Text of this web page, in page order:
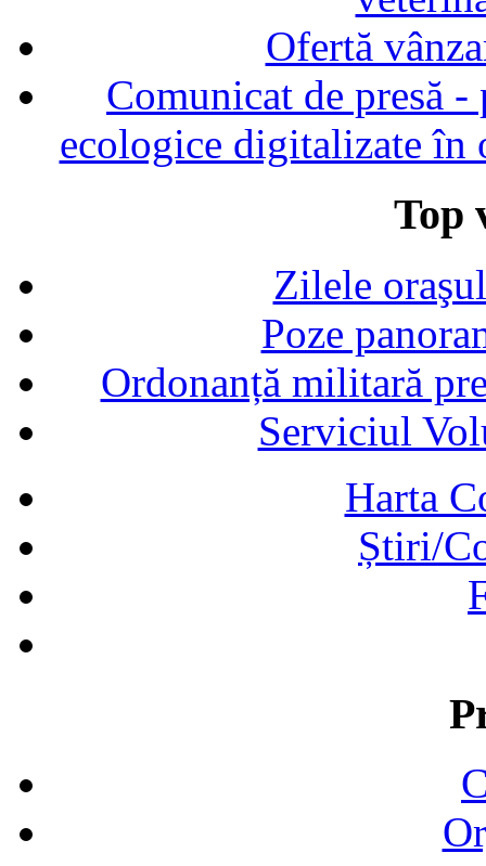
Ofertă
Comunicat de presă
ecologice digitalizate în
Top
Zilele
Poze
Ordonanță militară
Serviciul
Harta
Știri/